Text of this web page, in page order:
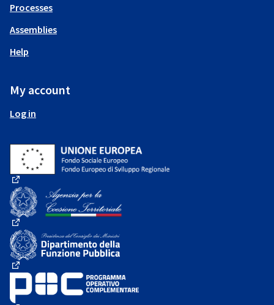
Processes
Assemblies
Help
My account
Log in
(External link)
(External link)
(External link)